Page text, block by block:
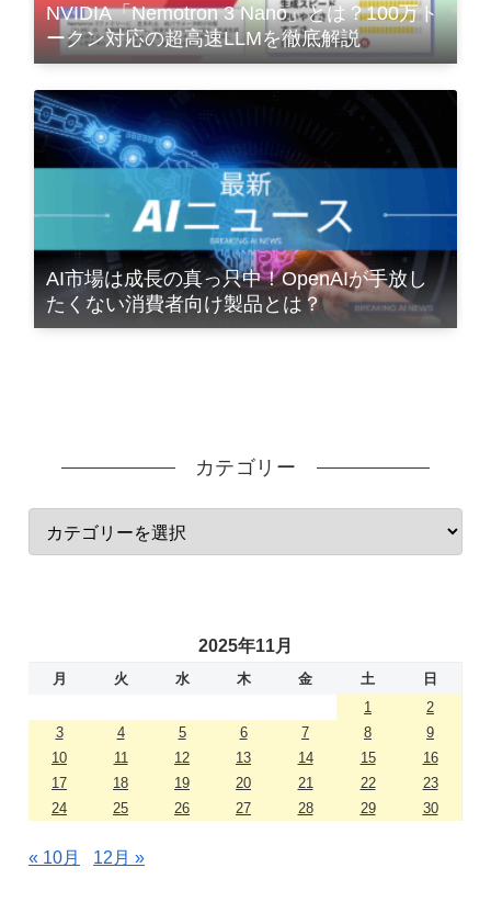
NVIDIA「Nemotron 3 Nano」とは？100万ト
ークン対応の超高速LLMを徹底解説
AI市場は成長の真っ只中！OpenAIが手放し
たくない消費者向け製品とは？
カテゴリー
2025年11月
月 火 水 木 金 土
日
1
2
3
4 5 6 7 8
9
10
11 12 13 14 15
16
17
18 19 20 21 22
23
24
25 26 27 28 29 30
« 10月 12月 »